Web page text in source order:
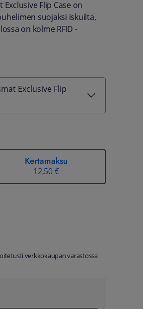
Flip Case on
suojaksi iskuilta,
on kolme RFID -
Exclusive Flip
Kertamaksu
12,50 €
verkkokaupan varastossa